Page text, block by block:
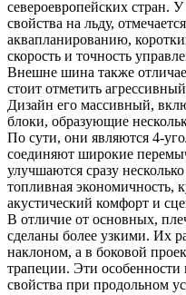
североевропейских стран.
свойства на льду,
аквапланированию,
скорость и точность
Внешне шина также
стоит отметить
Дизайн его массивный,
блоки, образующие
По сути, они являются 4-
соединяют широкие
улучшаются сразу
топливная экономичность,
акустический комфорт и
В отличие от основных,
сделаны более узкими. Их
наклоном, а в боковой
трапеции. Эти
свойства при продольном